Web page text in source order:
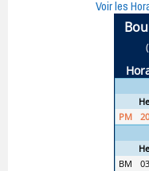
Voir les